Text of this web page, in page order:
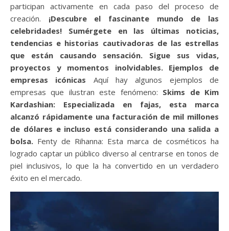
participan activamente en cada paso del proceso de
creación. ¡Descubre el fascinante mundo de las
celebridades! Sumérgete en las últimas noticias,
tendencias e historias cautivadoras de las estrellas
que están causando sensación. Sigue sus vidas,
proyectos y momentos inolvidables. Ejemplos de
empresas icónicas Aquí hay algunos ejemplos de
empresas que ilustran este fenómeno: Skims de Kim
Kardashian: Especializada en fajas, esta marca
alcanzó rápidamente una facturación de mil millones
de dólares e incluso está considerando una salida a
bolsa. Fenty de Rihanna: Esta marca de cosméticos ha
logrado captar un público diverso al centrarse en tonos de
piel inclusivos, lo que la ha convertido en un verdadero
éxito en el mercado.